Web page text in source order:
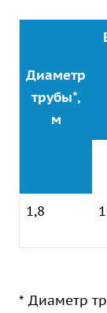
Диаметр
трубы*,
м
1,8
* Диаметр